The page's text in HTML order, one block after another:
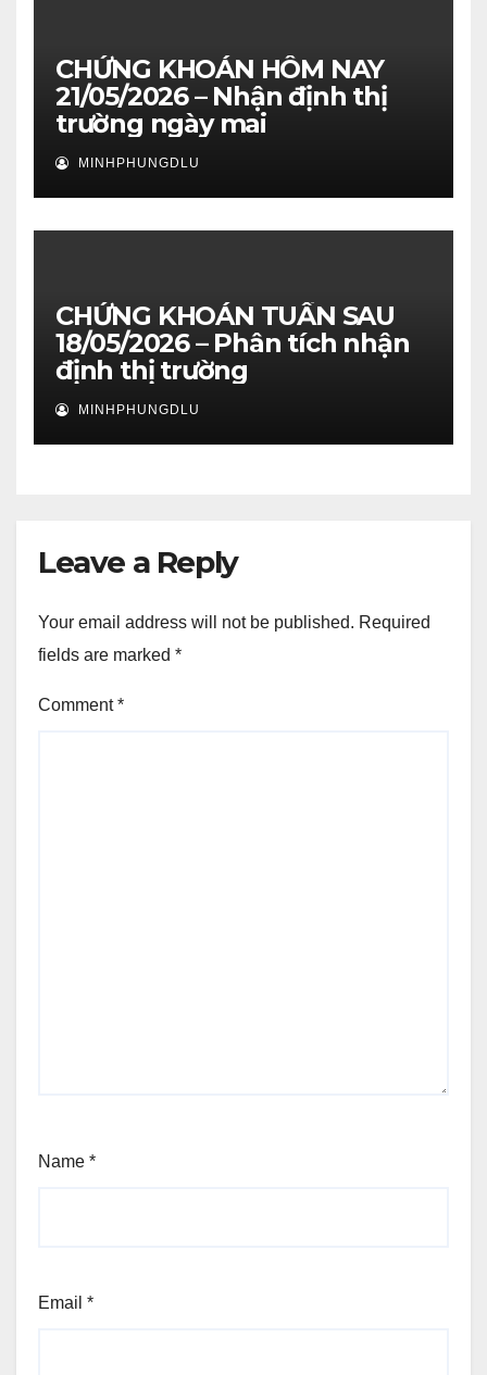
CHỨNG KHOÁN HÔM NAY
21/05/2026 – Nhận định thị
trường ngày mai
MINHPHUNGDLU
CHỨNG KHOÁN TUẦN SAU
18/05/2026 – Phân tích nhận
định thị trường
MINHPHUNGDLU
Leave a Reply
Your email address will not be published. Required
fields are marked *
Comment*
Name *
Email *